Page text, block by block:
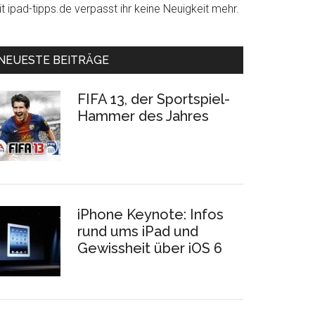
ipad-tipps.de verpasst ihr keine Neuigkeit mehr.
BEITRÄGE
FIFA 13, der Sportspiel-
Hammer des Jahres
iPhone Keynote: Infos
rund ums iPad und
Gewissheit über iOS 6